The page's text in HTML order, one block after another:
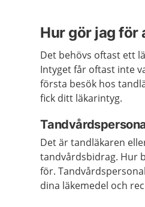
Hur gör jag för
Det behövs oftast ett
Intyget får oftast inte
första besök hos
fick ditt läkarintyg.
Det är tandläkaren
tandvårdsbidrag. Hur
för.
dina läkemedel och